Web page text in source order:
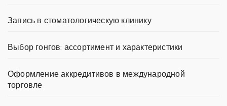
Запись в стоматологическую клинику
Выбор гонгов: ассортимент и характеристики
Оформление аккредитивов в международной
торговле